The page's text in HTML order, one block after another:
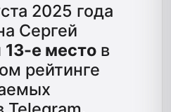
2025 года
Сергей
13-е место в
рейтинге